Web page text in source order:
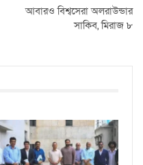
আবারও বিশ্বসেরা অলরাউন্ডার
সাকিব, মিরাজ ৮